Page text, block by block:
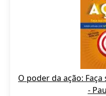
O poder da ação:
-